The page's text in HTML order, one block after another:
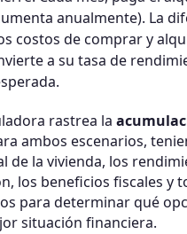
anualmente). La
costos de comprar y
a su tasa de
rastrea la
ambos escenarios,
de la vivienda, los
los beneficios fiscales y
para determinar qué
situación financiera.